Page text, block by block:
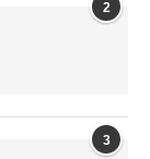
2
3